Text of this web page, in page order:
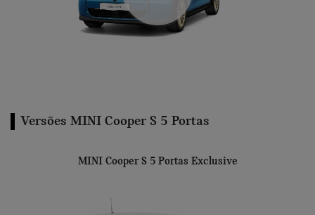
Versões MINI Cooper S 5 Portas
MINI Cooper S 5 Portas Exclusive